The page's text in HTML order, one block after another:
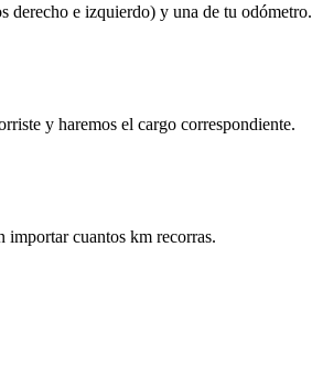
derecho e izquierdo) y una de tu odómetro.
y haremos el cargo correspondiente.
importar cuantos km recorras.